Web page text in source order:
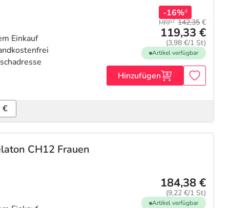
MRP2 142,35 €
119,33 €
(3,98 €/1 St)
-16%4
Artikel verfügbar
Hinzufügen
€
CH12 Frauen
184,38 €
(9,22 €/1 St)
Artikel verfügbar